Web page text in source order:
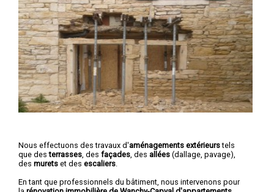
Nous effectuons des travaux d'aménagements extérieurstels
que desterrasses , des façades , des allées (dallage, pavage),
des murets et des escaliers
En tant que professionnels du bâtiment, nous intervenons pour